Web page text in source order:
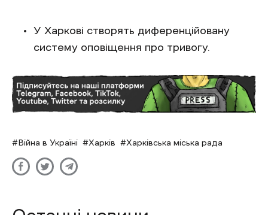
У Харкові створять диференційовану
систему оповіщення про тривогу.
Війна в Україні Харків Харківська міська рада